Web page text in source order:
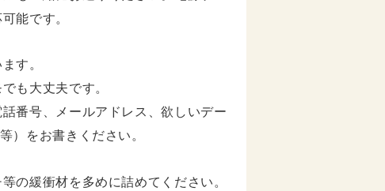
能です。
す。
も大丈夫です。
番号、メールアドレス、欲しいデー
をお書きください。
の緩衝材を多めに詰めてください。